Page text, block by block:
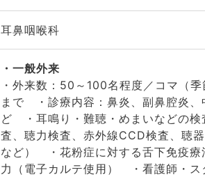
耳鼻咽喉科
一般外来
・外来数：50～100名程度／コマ（
まで ・診療内容：鼻炎、副鼻腔炎、
ど ・耳鳴り・難聴・めまいなどの検
査、聴力検査、赤外線CCD検査、聴
など） ・花粉症に対する舌下免疫
力（電子カルテ使用） ・看護師・ス